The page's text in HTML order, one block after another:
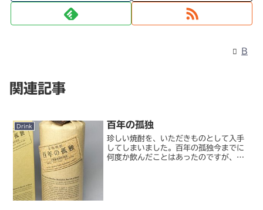
B
関連記事
Drink 百年の孤独
珍しい焼酎を、いただきものとして入手
してしまいました。百年の孤独今までに
何度か飲んだことはあったのですが、焼